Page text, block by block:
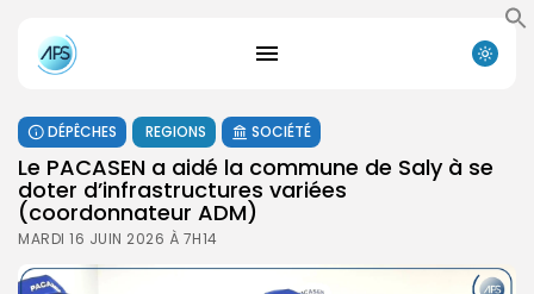
DÉPÊCHES REGIONS SOCIÉTÉ
Le PACASEN a aidé la commune de Saly à se
doter d’infrastructures variées
(coordonnateur ADM)
MARDI 16 JUIN 2026 À 7H14